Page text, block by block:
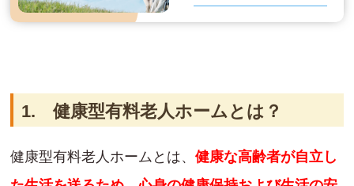
1. 健康型有料老人ホームとは？
健康型有料老人ホームとは、 健康な高齢者が自立し